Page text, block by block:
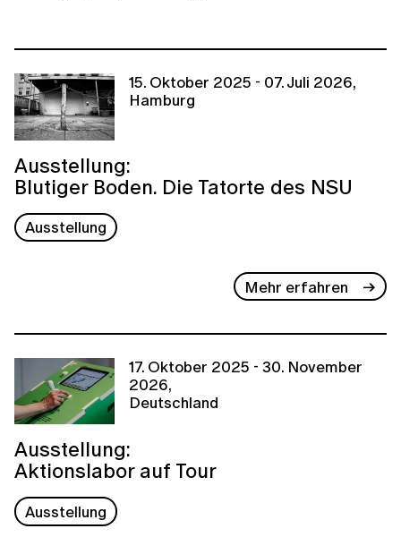
15. Oktober 2025 - 07. Juli 2026,
Hamburg
Ausstellung:
Blutiger Boden. Die Tatorte des NSU
Ausstellung
Mehr erfahren
17. Oktober 2025 - 30. November
2026,
Deutschland
Ausstellung:
Aktionslabor auf Tour
Ausstellung